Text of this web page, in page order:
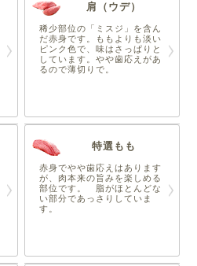
肩（ウデ）
稀少部位の「ミスジ」を含ん
だ赤身です。ももよりも淡い
ピンク色で、味はさっぱりと
しています。やや歯応えがあ
るので薄切りで。
特選もも
赤身でやや歯応えはあります
が、肉本来の旨みを楽しめる
部位です。 脂がほとんどな
い部分であっさりしていま
す。